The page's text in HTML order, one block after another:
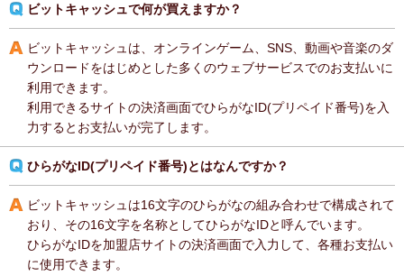
ビットキャッシュで何が買えますか？
ビットキャッシュは、オンラインゲーム、SNS、動画や音楽のダ
ウンロードをはじめとした多くのウェブサービスでのお支払いに
利用できます。
利用できるサイトの決済画面でひらがなID(プリペイド番号)を入
力するとお支払いが完了します。
ひらがなID(プリペイド番号)とはなんですか？
ビットキャッシュは16文字のひらがなの組み合わせで構成されて
おり、その16文字を名称としてひらがなIDと呼んでいます。
ひらがなIDを加盟店サイトの決済画面で入力して、各種お支払い
に使用できます。